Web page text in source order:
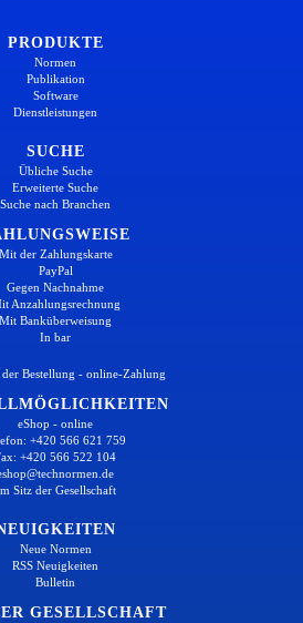
PRODUKTE
Normen
Publikation
Software
Dienstleistungen
SUCHE
Übliche Suche
Erweiterte Suche
Suche nach Branchen
Mit der Zahlungskarte
PayPal
Gegen Nachnahme
Anzahlungsrechnung
Mit Banküberweisung
In bar
Bestellung - online-Zahlung
eShop - online
+420 566 621 759
+420 566 522 104
Sitz der Gesellschaft
Neue Normen
RSS Neuigkeiten
Bulletin
GESELLSCHAFT